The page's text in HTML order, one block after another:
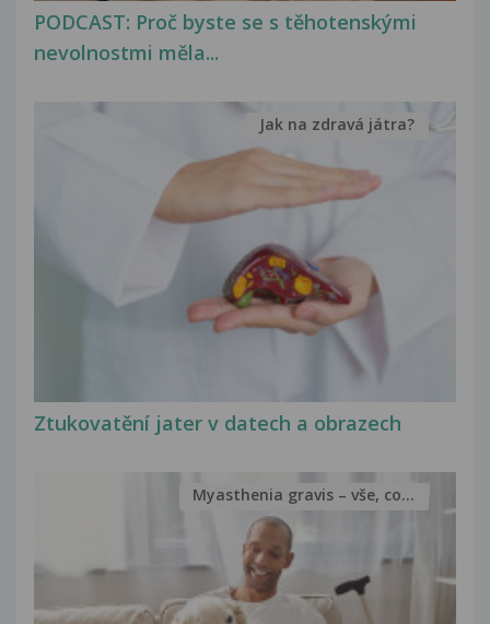
PODCAST: Proč byste se s těhotenskými
nevolnostmi měla...
Ztukovatění jater v datech a obrazech
Jak na zdravá játra?
Myasthenia gravis – vše, co...